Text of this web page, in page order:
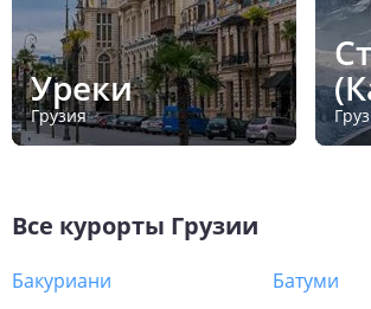
Уреки
Грузия
Все курорты Грузии
Бакуриани
Батуми